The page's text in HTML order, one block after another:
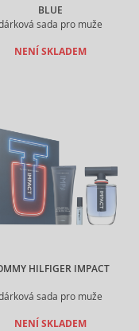
BLUE
sada pro muže
NENÍ SKLADEM
HILFIGER IMPACT
sada pro muže
NENÍ SKLADEM